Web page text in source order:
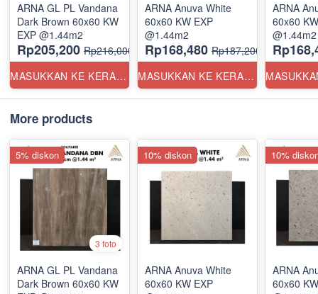
ARNA GL PL Vandana
Dark Brown 60x60 KW
EXP @1.44m2
Rp205,200 Rp216,000
MASUKKAN KE KERANJANG
ARNA Anuva White
60x60 KW EXP
@1.44m2
Rp168,480 Rp187,200
MASUKKAN KE KERANJANG
ARNA
60x60
@1.44m2
More products
3 foto
ARNA GL PL Vandana
Dark Brown 60x60 KW
5% diskon
ARNA Anuva White
60x60 KW EXP
10% diskon
ARNA
60x60
10%